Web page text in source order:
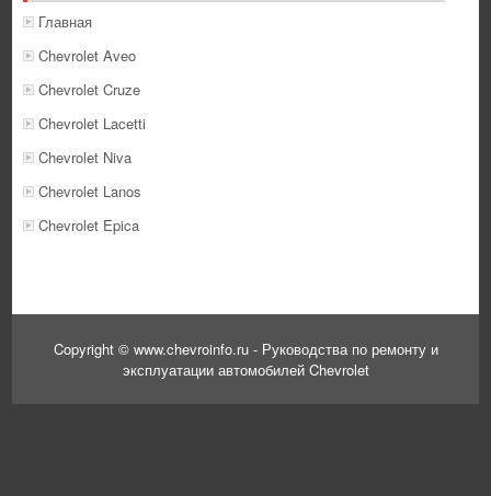
Главная
Chevrolet Aveo
Chevrolet Cruze
Chevrolet Lacetti
Chevrolet Niva
Chevrolet Lanos
Chevrolet Epica
Copyright © www.chevroinfo.ru - Руководства по ремонту и
эксплуатации автомобилей Chevrolet